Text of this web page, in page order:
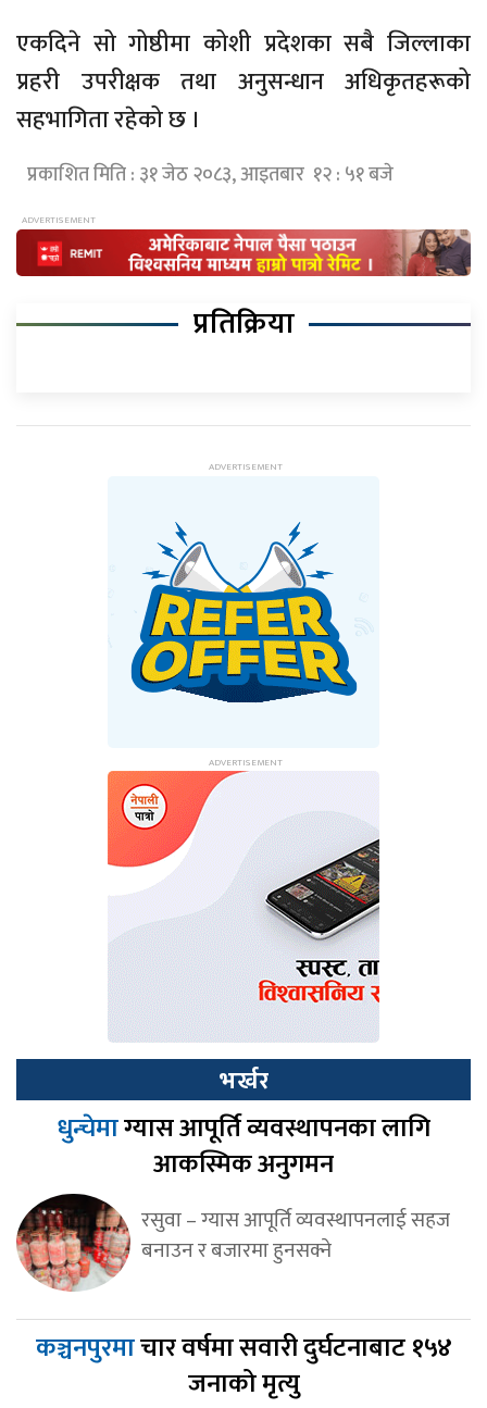
एकदिने सो गोष्ठीमा कोशी प्रदेशका सबै जिल्लाका
प्रहरी उपरीक्षक तथा अनुसन्धान अधिकृतहरूको
सहभागिता रहेको छ ।
प्रकाशित मिति : ३१ जेठ २०८३, आइतबार १२ : ५१ बजे
प्रतिक्रिया
भर्खर
धुन्चेमाग्यास आपूर्ति व्यवस्थापनका लागि
आकस्मिक अनुगमन
रसुवा – ग्यास आपूर्ति व्यवस्थापनलाई सहज
बनाउन र बजारमा हुनसक्ने
कञ्चनपुरमाचार वर्षमा सवारी दुर्घटनाबाट १५४
जनाको मृत्यु